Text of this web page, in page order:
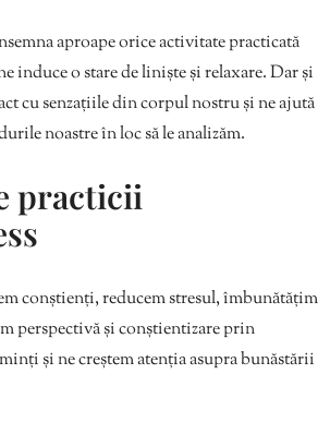
aproape orice activitate practicată
induce o stare de linişte şi relaxare. Dar și
cu senzaţiile din corpul nostru şi ne ajută
noastre în loc să le analizăm.
practicii
conștienți, reducem stresul, îmbunătățim
perspectivă și conștientizare prin
și ne creștem atenția asupra bunăstării